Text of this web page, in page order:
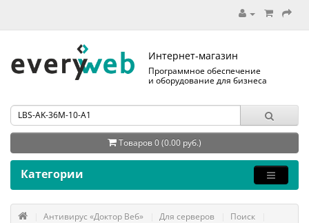
Интернет-магазин
Программное обеспечение
и оборудование для бизнеса
Товаров 0 (0.00 руб.)
Категории
Антивирус «Доктор Веб» Для серверов
Поиск